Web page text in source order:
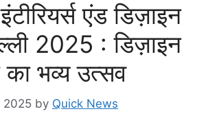
एंड डिज़ाइन
2025 : डिज़ाइन
का भव्य उत्सव
2025 by Quick News